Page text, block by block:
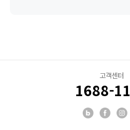
고객센터
1688-